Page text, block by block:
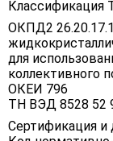
Классификация
ОКПД2
для
коллективного
ОКЕИ 796
ТН ВЭД 8528 52
Сертификация и